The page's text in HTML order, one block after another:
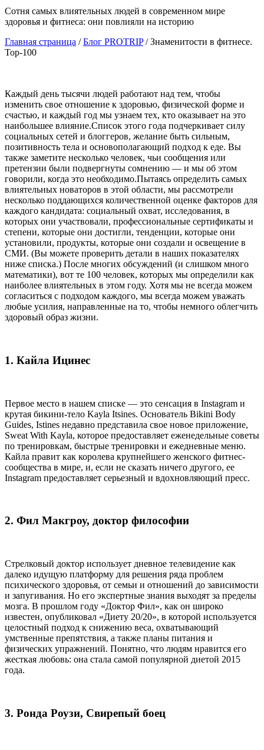
Сотня самых влиятельных людей в современном мире
здоровья и фитнеса: они повлияли на историю
Главная страница /Блог PROTRIP/Знаменитости в фитнесе.
Top-100
Каждый день тысячи людей работают над тем, чтобы
изменить свое отношение к здоровью, физической форме и
счастью, и каждый год мы узнаем тех, кто оказывает на это
наибольшее влияние.Список этого года подчеркивает силу
социальных сетей и блоггеров, желание быть сильным,
позитивность тела и основополагающий подход к еде. Вы
также заметите несколько человек, чьи сообщения или
претензии были подвергнуты сомнению — и мы об этом
говорили, когда это необходимо.Пытаясь определить самых
влиятельных новаторов в этой области, мы рассмотрели
несколько поддающихся количественной оценке факторов для
каждого кандидата: социальный охват, исследования, в
которых они участвовали, профессиональные сертификаты и
степени, которые они достигли, тенденции, которые они
установили, продукты, которые они создали и освещение в
СМИ. (Вы можете проверить детали в наших показателях
ниже списка.) После многих обсуждений (и слишком много
математики), вот те 100 человек, которых мы определили как
наиболее влиятельных в этом году. Хотя мы не всегда можем
согласиться с подходом каждого, мы всегда можем уважать
любые усилия, направленные на то, чтобы немного облегчить
здоровый образ жизни.
1. Кайла Ицинес
Первое место в нашем списке — это сенсация в Instagram и
крутая бикини-тело Kayla Itsines. Основатель Bikini Body
Guides, Istines недавно представила свое новое приложение,
Sweat With Kayla, которое предоставляет еженедельные советы
по тренировкам, быстрые тренировки и ежедневные меню.
Кайла правит как королева крупнейшего женского фитнес-
сообщества в мире, и, если не сказать ничего другого, ее
Instagram предоставляет серьезный и вдохновляющий пресс.
2. Фил Макгроу, доктор философии
Стрелковый доктор использует дневное телевидение как
далеко идущую платформу для решения ряда проблем
психического здоровья, от семьи и отношений до зависимости
и запугивания. Но его экспертные знания выходят за пределы
мозга. В прошлом году «Доктор Фил», как он широко
известен, опубликовал «Диету 20/20», в которой используется
целостный подход к снижению веса, охватывающий
умственные препятствия, а также планы питания и
физических упражнений. Понятно, что людям нравится его
жесткая любовь: она стала самой популярной диетой 2015
года.
3. Ронда Роузи, Свирепый боец